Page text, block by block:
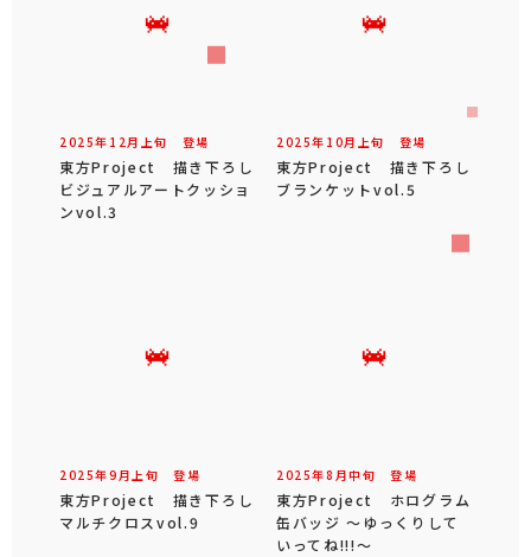
2025年 12 月 上旬 登場
東方Project 描き下ろし
ビジュアルアートクッショ
ンvol.3
2025年 10月 上旬 登場
東方Project 描き下ろし
ブランケットvol.5
2025年9 月 上旬 登場
東方Project 描き下ろし
マルチクロスvol.9
2025年8 月中旬 登場
東方Project ホログラム
缶バッジ ～ゆっくりして
いってね!!!～